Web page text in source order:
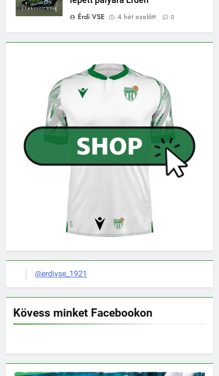
Érdi VSE
4 hét ezelőtt 0
@erdivse_1921
Kövess minket Facebookon